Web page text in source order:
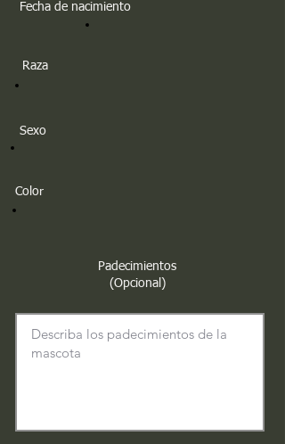
Fecha de nacimiento
Raza
Sexo
Color
Padecimientos
(Opcional)